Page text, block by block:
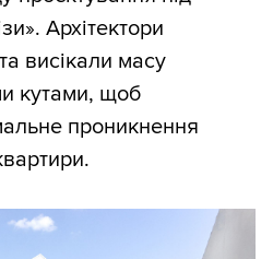
Архітектори
висікали масу
кутами, щоб
проникнення